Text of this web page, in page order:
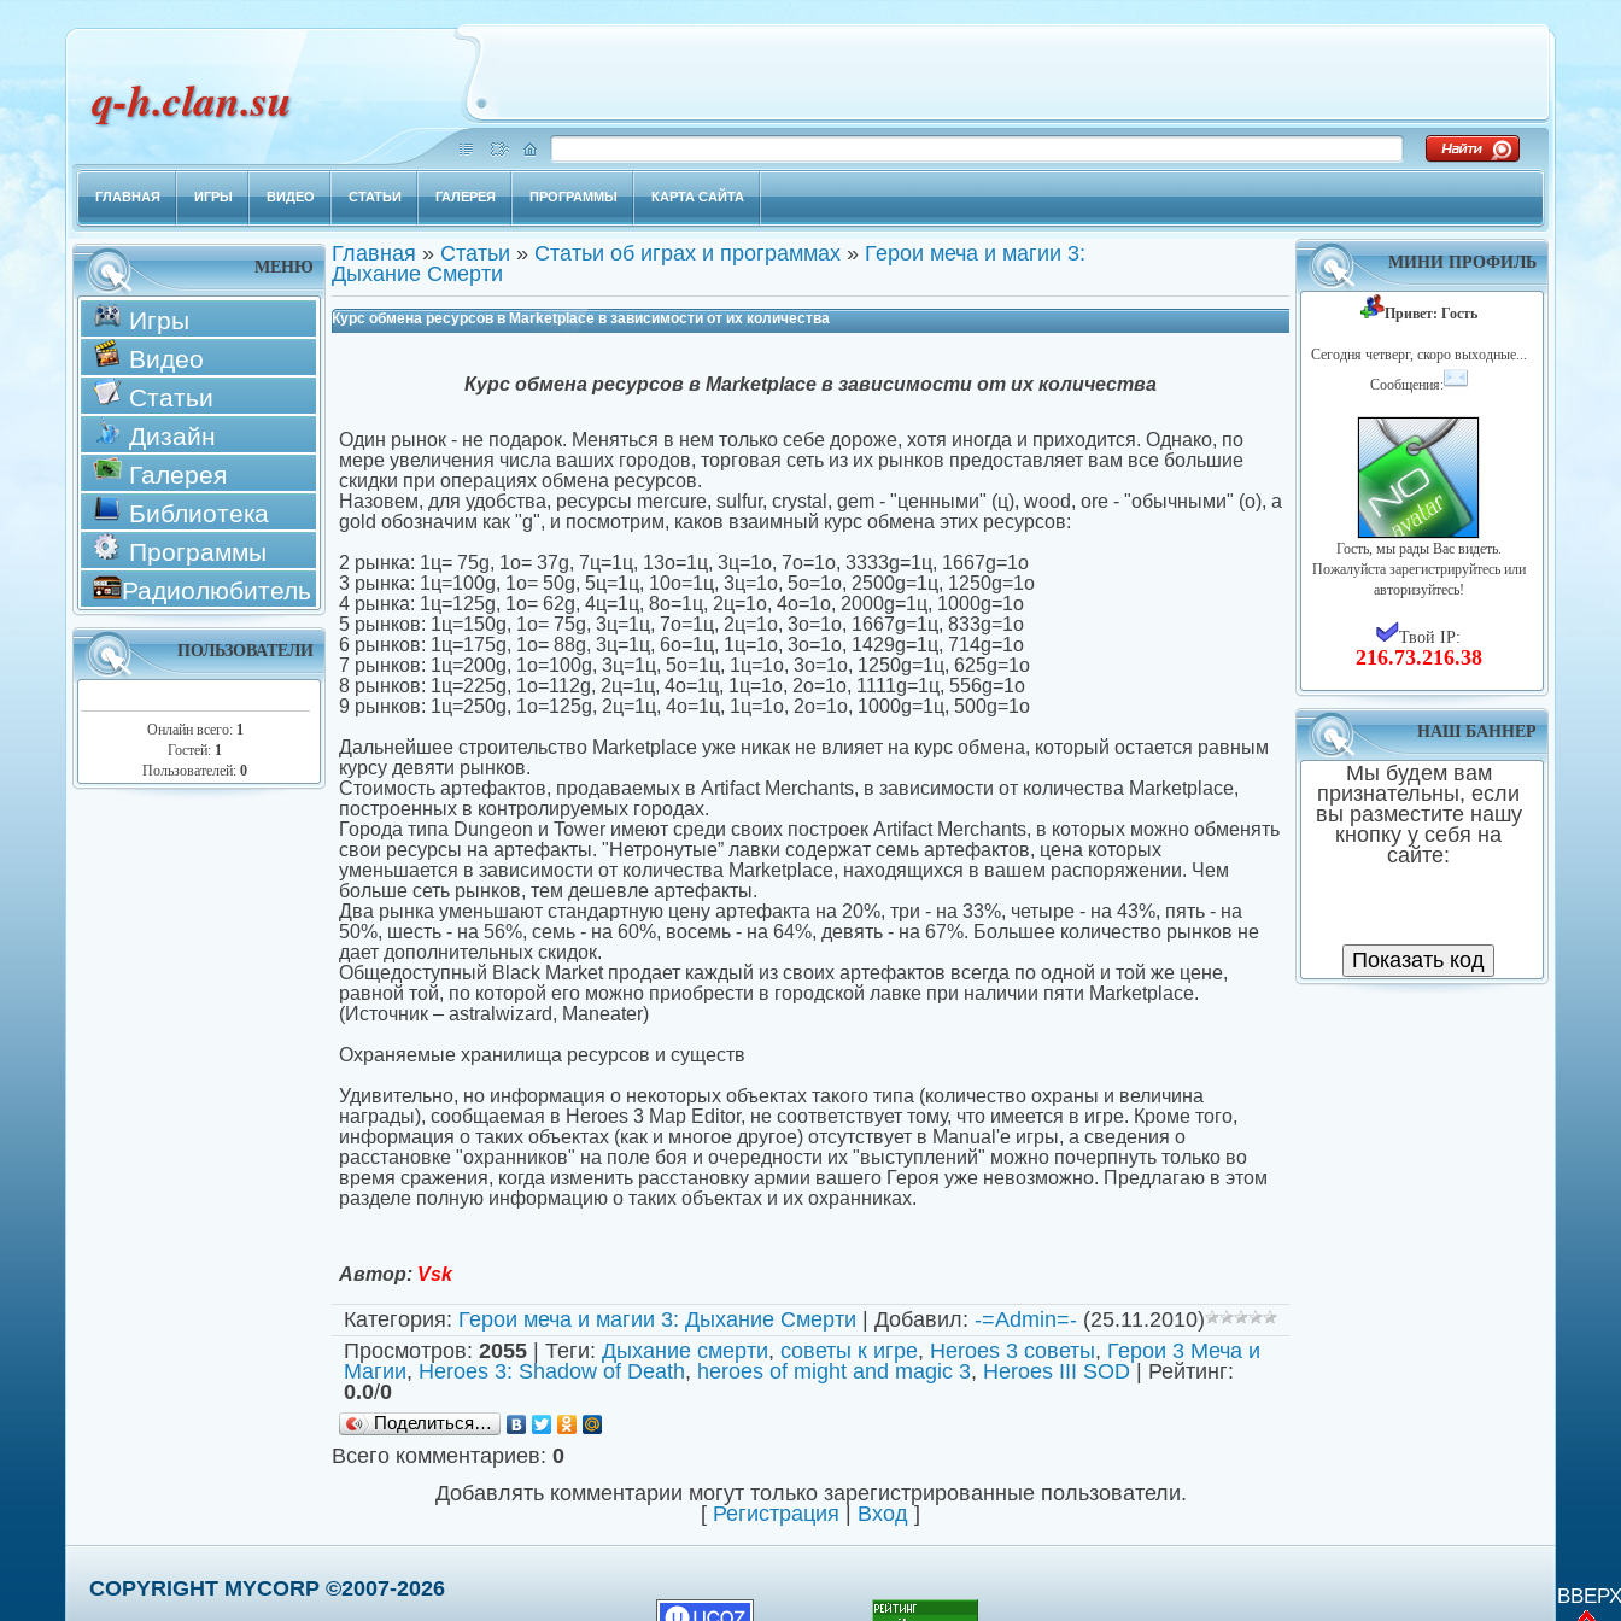
q-h.clan.su
ГЛАВНАЯ ИГРЫ ВИДЕО СТАТЬИ ГАЛЕРЕЯ ПРОГРАММЫ КАРТА САЙТА
МЕНЮ
Игры
Видео
Статьи
Дизайн
Галерея
Библиотека
Программы
Радиолюбитель
ПОЛЬЗОВАТЕЛИ
Онлайн всего: 1
Гостей: 1
Пользователей:0
МИНИ ПРОФИЛЬ
Привет: Гость
Сегодня четверг, скоро выходные...
Сообщения:
Гость, мы рады Вас видеть.
Пожалуйста зарегистрируйтесь или
авторизуйтесь!
Твой IP:
216.73.216.38
НАШ БАННЕР
Мы будем вам
признательны, если
вы разместите нашу
кнопку у себя на
сайте:
Главная » Статьи » Статьи об играх и программах» Герои меча и магии 3:
Дыхание Смерти
Курс обмена ресурсов в Marketplace в зависимости от их количества
Курс обмена ресурсов в Marketplace в зависимости от их количества
Один рынок - не подарок. Меняться в нем только себе дороже, хотя иногда и приходится. Однако, по
мере увеличения числа ваших городов, торговая сеть из их рынков предоставляет вам все большие
скидки при операциях обмена ресурсов.
Назовем, для удобства, ресурсы mercure, sulfur, crystal, gem - "ценными" (ц), wood, ore - "обычными" (о), а
gold обозначим как "g", и посмотрим, каков взаимный курс обмена этих ресурсов:
2 рынка: 1ц= 75g, 1о= 37g, 7ц=1ц, 13о=1ц, 3ц=1о, 7о=1о, 3333g=1ц, 1667g=1о
3 рынка: 1ц=100g, 1о= 50g, 5ц=1ц, 10о=1ц, 3ц=1о, 5о=1о, 2500g=1ц, 1250g=1о
4 рынка: 1ц=125g, 1о= 62g, 4ц=1ц, 8о=1ц, 2ц=1о, 4о=1о, 2000g=1ц, 1000g=1о
5 рынков: 1ц=150g, 1о= 75g, 3ц=1ц, 7о=1ц, 2ц=1о, 3о=1о, 1667g=1ц, 833g=1о
6 рынков: 1ц=175g, 1о= 88g, 3ц=1ц, 6о=1ц, 1ц=1о, 3о=1о, 1429g=1ц, 714g=1о
7 рынков: 1ц=200g, 1о=100g, 3ц=1ц, 5о=1ц, 1ц=1о, 3о=1о, 1250g=1ц, 625g=1о
8 рынков: 1ц=225g, 1о=112g, 2ц=1ц, 4о=1ц, 1ц=1о, 2о=1о, 1111g=1ц, 556g=1о
9 рынков: 1ц=250g, 1о=125g, 2ц=1ц, 4о=1ц, 1ц=1о, 2о=1о, 1000g=1ц, 500g=1о
Дальнейшее строительство Marketplace уже никак не влияет на курс обмена, который остается равным
курсу девяти рынков.
Стоимость артефактов, продаваемых в Artifact Merchants, в зависимости от количества Marketplace,
построенных в контролируемых городах.
Города типа Dungeon и Tower имеют среди своих построек Artifact Merchants, в которых можно обменять
свои ресурсы на артефакты. "Нетронутые” лавки содержат семь артефактов, цена которых
уменьшается в зависимости от количества Marketplace, находящихся в вашем распоряжении. Чем
больше сеть рынков, тем дешевле артефакты.
Два рынка уменьшают стандартную цену артефакта на 20%, три - на 33%, четыре - на 43%, пять - на
50%, шесть - на 56%, семь - на 60%, восемь - на 64%, девять - на 67%. Большее количество рынков не
дает дополнительных скидок.
Общедоступный Black Market продает каждый из своих артефактов всегда по одной и той же цене,
равной той, по которой его можно приобрести в городской лавке при наличии пяти Marketplace.
(Источник – astralwizard, Maneater)
Охраняемые хранилища ресурсов и существ
Удивительно, но информация о некоторых объектах такого типа (количество охраны и величина
награды), сообщаемая в Heroes 3 Map Editor, не соответствует тому, что имеется в игре. Кроме того,
информация о таких объектах (как и многое другое) отсутствует в Manual'e игры, а сведения о
расстановке "охранников" на поле боя и очередности их "выступлений" можно почерпнуть только во
время сражения, когда изменить расстановку армии вашего Героя уже невозможно. Предлагаю в этом
разделе полную информацию о таких объектах и их охранниках.
Автор: Vsk
Категория: Герои меча и магии 3: Дыхание Смерти Добавил: -=Admin=-(25.11.2010)
Просмотров: 2055| Теги: Дыхание смерти, советы к игре, Heroes 3 советы, Герои 3 Меча и
Магии, Heroes 3: Shadow of Death, heroes of might and magic 3, Heroes III SOD| Рейтинг:
0.0/0
Поделиться…
Всего комментариев: 0
Добавлять комментарии могут только зарегистрированные пользователи.
[ Регистрация Вход ]
COPYRIGHT MYCORP ©2007-2026 ВВЕРХ